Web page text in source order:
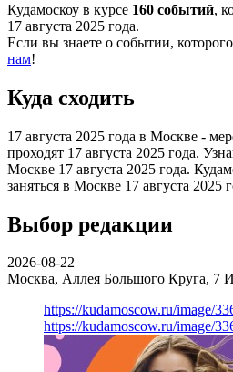
Кудамоскоу в курсе 160 событий,
17 августа 2025 года.
Если вы знаете о событии,
нам!
Куда сходить
17 августа 2025 года в Москве -
проходят 17 августа 2025 года.
Москве 17 августа 2025 года.
заняться в Москве 17 августа 2025
Выбор редакции
2026-08-22
Москва, Аллея Большого Круга, 7
https://kudamoscow.ru/image/
https://kudamoscow.ru/image/